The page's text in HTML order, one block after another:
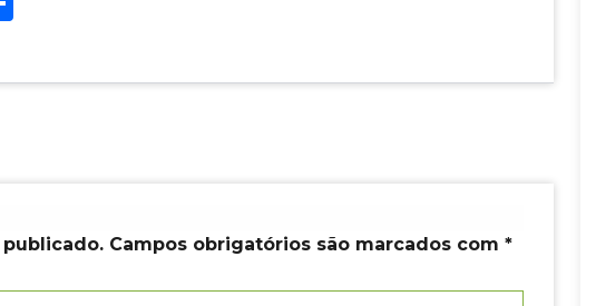
ar
Campos obrigatórios são marcados com *